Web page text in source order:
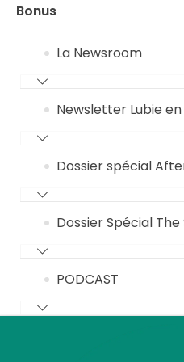
Bonus
La Newsroom
Newsletter Lubie en
Dossier spécial
Dossier Spécial
PODCAST